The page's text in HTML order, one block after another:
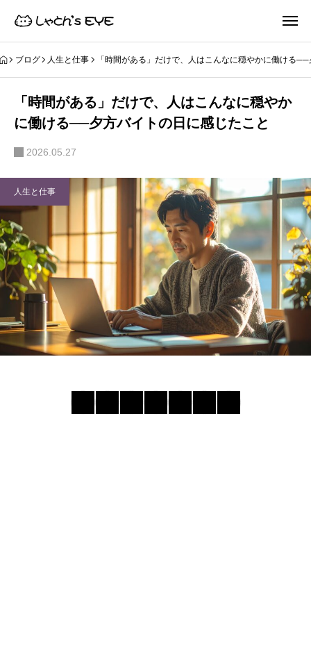
ブログ 人生と仕事 「時間がある」だけで、人はこんなに穏やかに働ける
「時間がある」だけで、人はこんなに穏やか
に働ける──夕方バイトの日に感じたこと
2026.05.27
人生と仕事